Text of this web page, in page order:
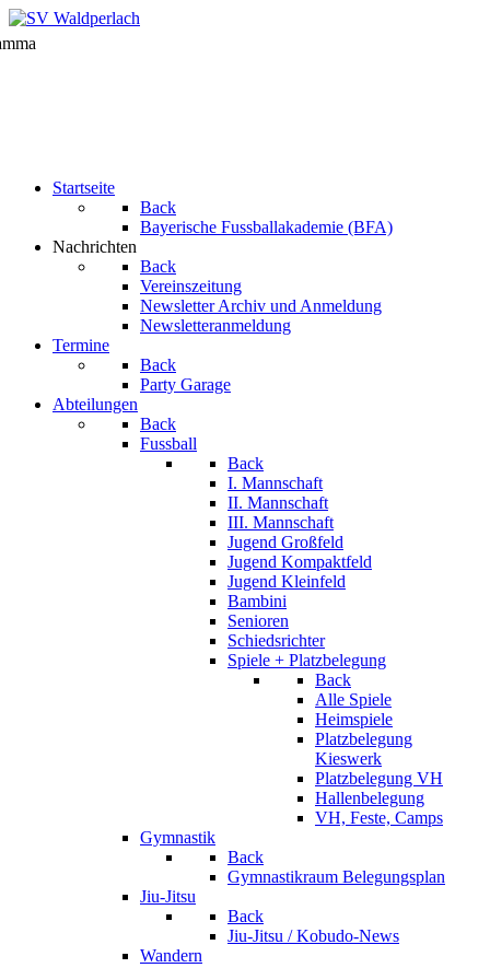
Startseite
Back
Bayerische Fussballakademie (BFA)
Nachrichten
Back
Vereinszeitung
Newsletter Archiv und Anmeldung
Newsletteranmeldung
Termine
Back
Party Garage
Abteilungen
Back
Fussball
Back
I. Mannschaft
II. Mannschaft
III. Mannschaft
Jugend Großfeld
Jugend Kompaktfeld
Jugend Kleinfeld
Bambini
Senioren
Schiedsrichter
Spiele + Platzbelegung
Back
Alle Spiele
Heimspiele
Platzbelegung
Kieswerk
Platzbelegung VH
Hallenbelegung
VH, Feste, Camps
Gymnastik
Back
Gymnastikraum Belegungsplan
Jiu-Jitsu
Back
Jiu-Jitsu / Kobudo-News
Wandern